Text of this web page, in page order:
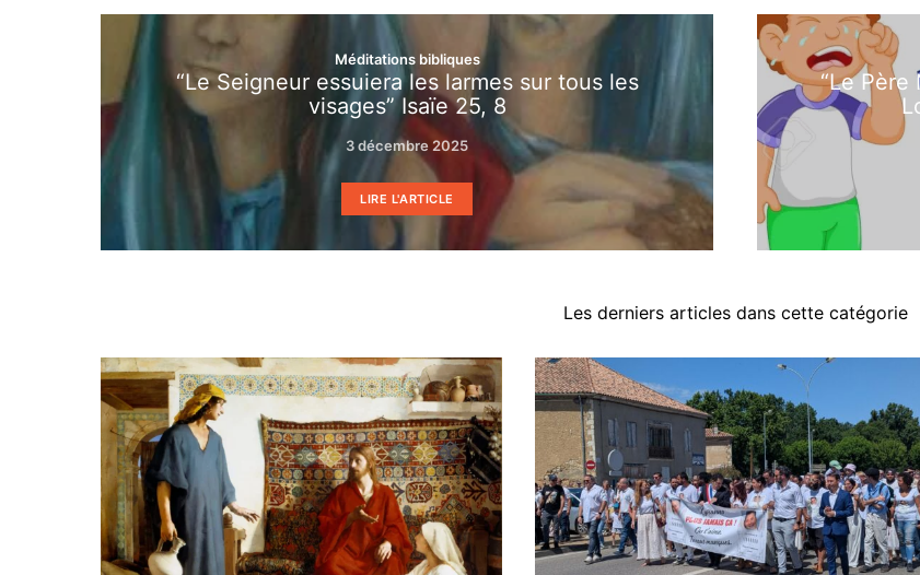
Méditations bibliques
“Le Seigneur essuiera les larmes sur tous les
visages” Isaïe 25, 8
3 décembre 2025
LIRE L'ARTICLE
“Le Père
Les derniers articles dans cette catégorie